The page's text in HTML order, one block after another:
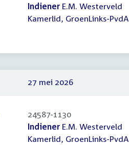
IndienerE.M. Westerveld
Kamerlid, GroenLinks-PvdA
27 mei 2026
24587-1130
IndienerE.M. Westerveld
Kamerlid, GroenLinks-PvdA